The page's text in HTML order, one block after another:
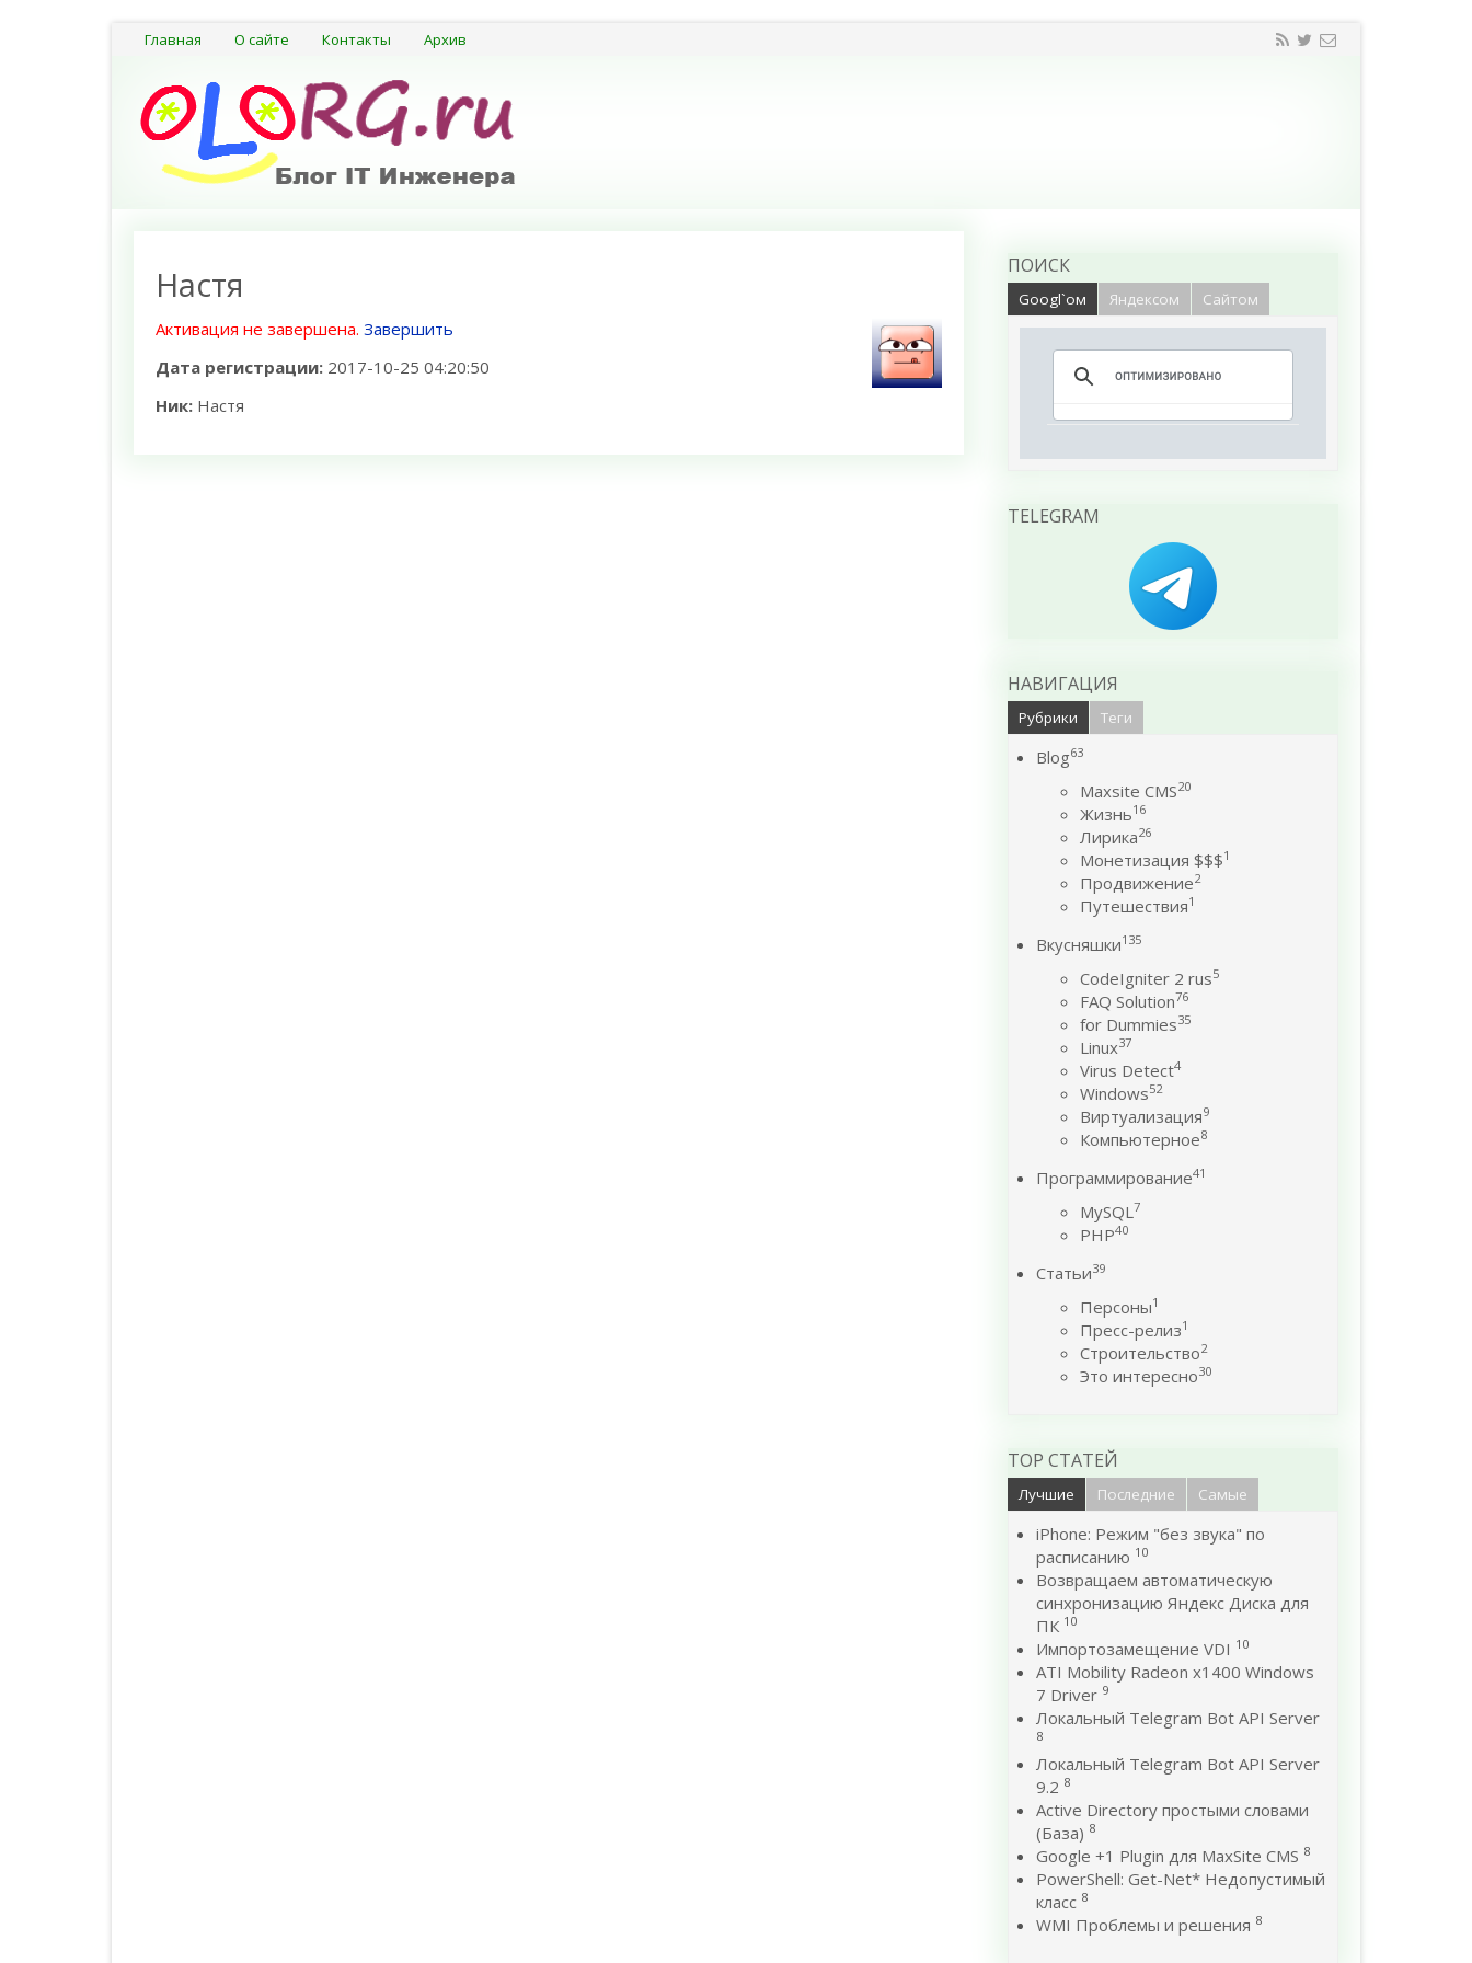
Главная О сайте Контакты Архив
Настя
Активация не завершена. Завершить
Дата регистрации: 2017-10-25 04:20:50
Ник: Настя
ПОИСК
Googl`ом Яндексом Сайтом
TELEGRAM
НАВИГАЦИЯ
Рубрики Теги
Blog63
Maxsite CMS20
Жизнь16
Лирика26
Монетизация $$$1
Продвижение2
Путешествия1
Вкусняшки135
CodeIgniter 2 rus5
FAQ Solution76
for Dummies35
Linux37
Virus Detect4
Windows52
Виртуализация9
Компьютерное8
Программирование41
MySQL7
PHP40
Статьи39
Персоны1
Пресс-релиз1
Строительство2
Это интересно30
TOP СТАТЕЙ
Лучшие Последние Самые
iPhone: Режим "без звука" по
расписанию 10
Возвращаем автоматическую
синхронизацию Яндекс Диска для
ПК 10
Импортозамещение VDI 10
ATI Mobility Radeon x1400 Windows
7 Driver 9
Локальный Telegram Bot API Server
8
Локальный Telegram Bot API Server
9.2 8
Active Directory простыми словами
(База) 8
Google +1 Plugin для MaxSite CMS 8
PowerShell: Get-Net* Недопустимый
класс 8
WMI Проблемы и решения 8